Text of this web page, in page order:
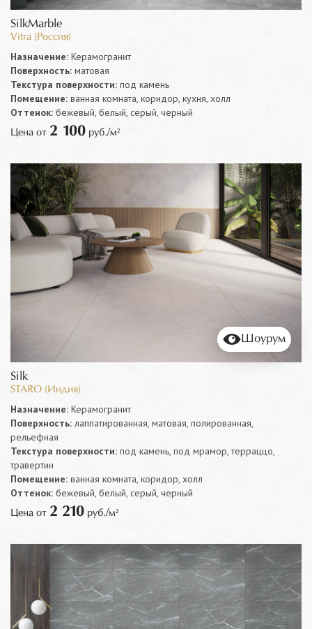
SilkMarble
Vitra (Россия)
Назначение: Керамогранит
Поверхность: матовая
Текстура поверхности: под камень
Помещение: ванная комната, коридор, кухня, холл
Оттенок: бежевый, белый, серый, черный
Цена от 2 100 руб./м²
Шоурум
Silk
STARO (Индия)
Назначение: Керамогранит
Поверхность: лаппатированная, матовая, полированная,
рельефная
Текстура поверхности: под камень, под мрамор, терраццо,
травертин
Помещение: ванная комната, коридор, холл
Оттенок: бежевый, белый, серый, черный
Цена от 2 210 руб./м²